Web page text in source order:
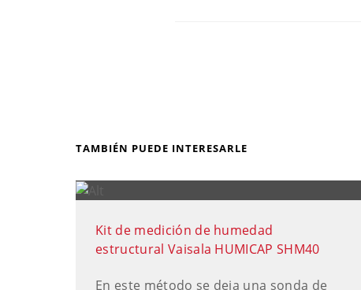
TAMBIÉN PUEDE INTERESARLE
Kit de medición de humedad
estructural Vaisala HUMICAP SHM40
En este método se deja una sonda de